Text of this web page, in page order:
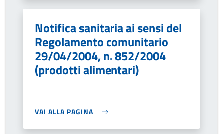
Notifica sanitaria ai sensi del
Regolamento comunitario
29/04/2004, n. 852/2004
(prodotti alimentari)
VAI ALLA PAGINA